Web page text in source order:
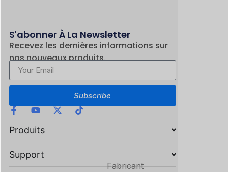
S'abonner À La Newsletter
Recevez les dernières informations sur
nos nouveaux produits.
Subscribe
Produits
Support
Fabricant